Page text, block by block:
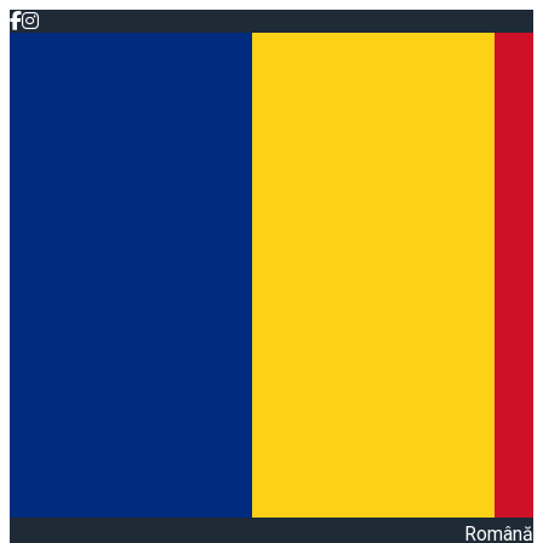
Română